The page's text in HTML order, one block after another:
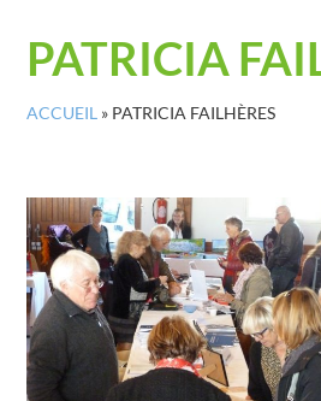
PATRICIA
ACCUEIL » PATRICIA FAILHÈRES